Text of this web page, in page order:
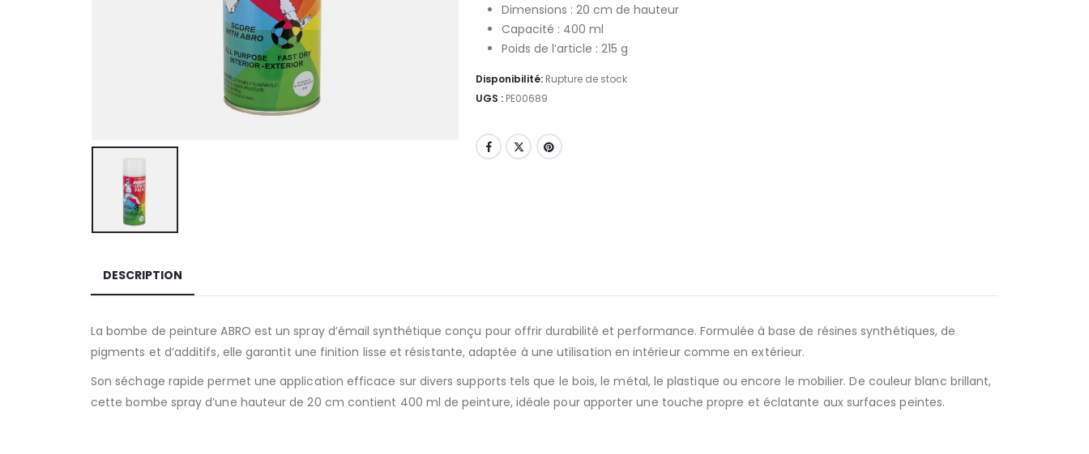
Dimensions : 20 cm de hauteur
Capacité : 400 ml
Poids de l’article : 215 g
Disponibilité: Rupture de stock
UGS : PE00689
DESCRIPTION
La bombe de peinture ABRO est un spray d’émail synthétique conçu pour offrir durabilité et performance. Formulée à base de résines synthétiques, de
pigments et d’additifs, elle garantit une finition lisse et résistante, adaptée à une utilisation en intérieur comme en extérieur.
Son séchage rapide permet une application efficace sur divers supports tels que le bois, le métal, le plastique ou encore le mobilier. De couleur blanc brillant,
cette bombe spray d’une hauteur de 20 cm contient 400 ml de peinture, idéale pour apporter une touche propre et éclatante aux surfaces peintes.